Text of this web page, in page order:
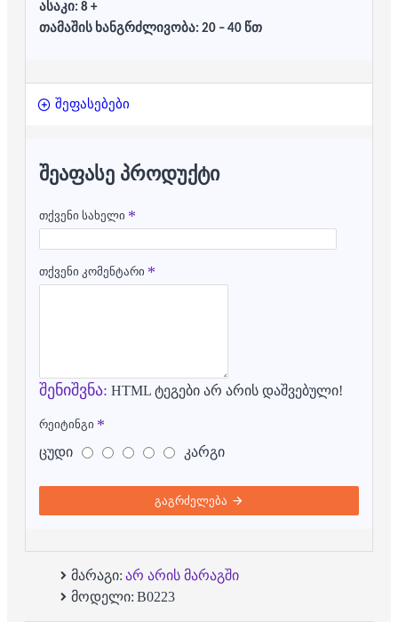
ასაკი: 8 +
თამაშის ხანგრძლივობა: 20 – 40 წთ
შეფასებები
ᲨᲔᲐᲤᲐᲡᲔ ᲞᲠᲝᲓᲣᲥᲢᲘ
თქვენი სახელი
თქვენი კომენტარი
შენიშვნა: HTML ტეგები არ არის დაშვებული!
რეიტინგი
ცუდი კარგი
გაგრძელება
მარაგი: არ არის მარაგში
მოდელი: B0223